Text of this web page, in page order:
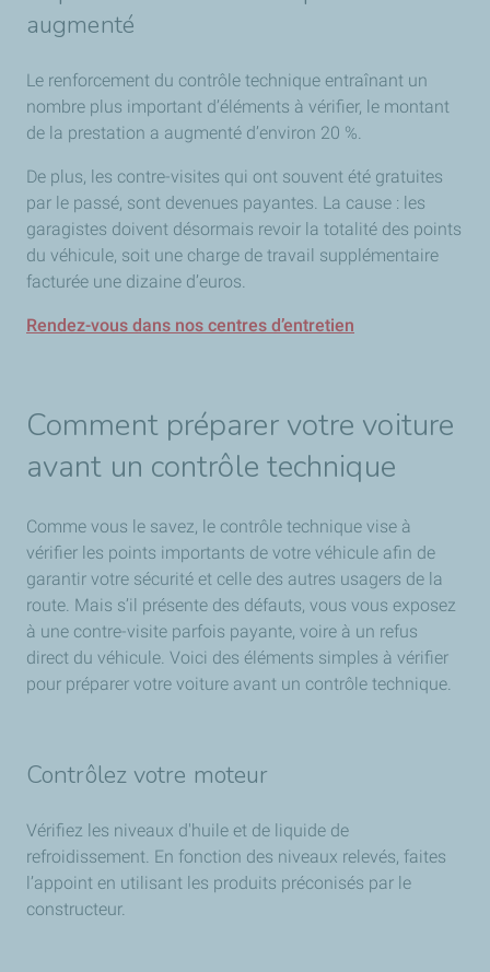
augmenté
Le renforcement du contrôle technique entraînant un
nombre plus important d’éléments à vérifier, le montant
de la prestation a augmenté d’environ 20 %.
De plus, les contre-visites qui ont souvent été gratuites
par le passé, sont devenues payantes. La cause : les
garagistes doivent désormais revoir la totalité des points
du véhicule, soit une charge de travail supplémentaire
facturée une dizaine d’euros.
Rendez-vous dans nos centres d’entretien
Comment préparer votre voiture
avant un contrôle technique
Comme vous le savez, le contrôle technique vise à
vérifier les points importants de votre véhicule afin de
garantir votre sécurité et celle des autres usagers de la
route. Mais s’il présente des défauts, vous vous exposez
à une contre-visite parfois payante, voire à un refus
direct du véhicule. Voici des éléments simples à vérifier
pour préparer votre voiture avant un contrôle technique.
Contrôlez votre moteur
Vérifiez les niveaux d'huile et de liquide de
refroidissement. En fonction des niveaux relevés, faites
l’appoint en utilisant les produits préconisés par le
constructeur.